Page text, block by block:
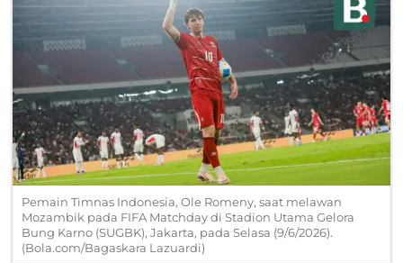
Pemain Timnas Indonesia, Ole Romeny, saat melawan
Mozambik pada FIFA Matchday di Stadion Utama Gelora
Bung Karno (SUGBK), Jakarta, pada Selasa (9/6/2026).
(Bola.com/Bagaskara Lazuardi)